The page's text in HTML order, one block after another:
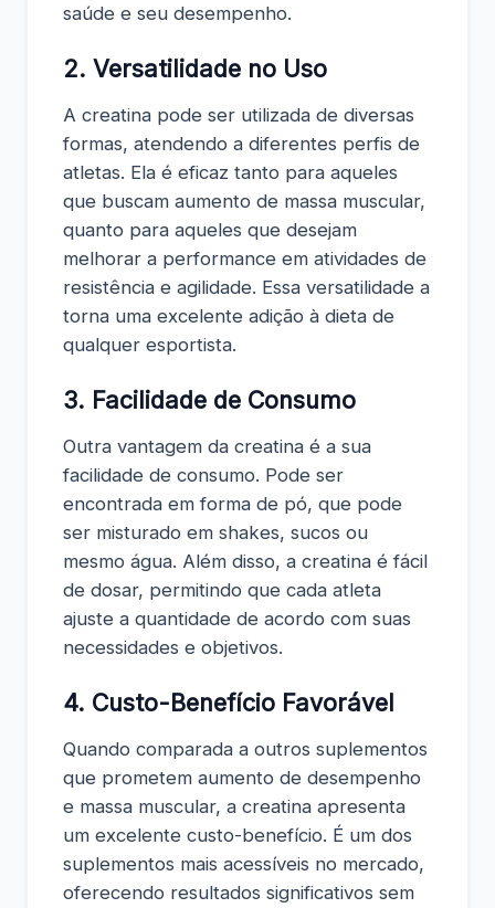
saúde e seu desempenho.
2. Versatilidade no Uso
A creatina pode ser utilizada de diversas
formas, atendendo a diferentes perfis de
atletas. Ela é eficaz tanto para aqueles
que buscam aumento de massa muscular,
quanto para aqueles que desejam
melhorar a performance em atividades de
resistência e agilidade. Essa versatilidade a
torna uma excelente adição à dieta de
qualquer esportista.
3. Facilidade de Consumo
Outra vantagem da creatina é a sua
facilidade de consumo. Pode ser
encontrada em forma de pó, que pode
ser misturado em shakes, sucos ou
mesmo água. Além disso, a creatina é fácil
de dosar, permitindo que cada atleta
ajuste a quantidade de acordo com suas
necessidades e objetivos.
4. Custo-Benefício Favorável
Quando comparada a outros suplementos
que prometem aumento de desempenho
e massa muscular, a creatina apresenta
um excelente custo-benefício. É um dos
suplementos mais acessíveis no mercado,
oferecendo resultados significativos sem